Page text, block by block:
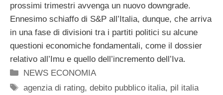
prossimi trimestri avvenga un nuovo downgrade.
Ennesimo schiaffo di S&P all’Italia, dunque, che arriva
in una fase di divisioni tra i partiti politici su alcune
questioni economiche fondamentali, come il dossier
relativo all’Imu e quello dell’incremento dell’Iva.
Categorie
NEWS ECONOMIA
Tag
agenzia di rating,debito pubblico italia, pil italia